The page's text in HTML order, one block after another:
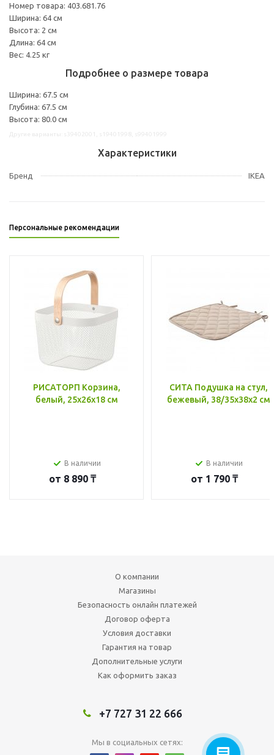
Номер товара: 403.681.76
Ширина: 64 см
Высота: 2 см
Длина: 64 см
Вес: 4.25 кг
Подробнее о размере товара
Ширина: 67.5 см
Глубина: 67.5 см
Высота: 80.0 см
Характеристики
Бренд IKEA
Персональные рекомендации
РИСАТОРП Корзина,
белый, 25x26x18 см
В наличии
от 8 890 ₸
СИТА Подушка на стул,
бежевый, 38/35x38x2 см
В наличии
от 1 790 ₸
О компании
Магазины
Безопасность онлайн платежей
Договор оферта
Условия доставки
Гарантия на товар
Дополнительные услуги
Как оформить заказ
+7 727 31 22 666
Мы в социальных сетях: